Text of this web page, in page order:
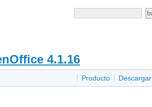
4.1.16
Producto Descargar